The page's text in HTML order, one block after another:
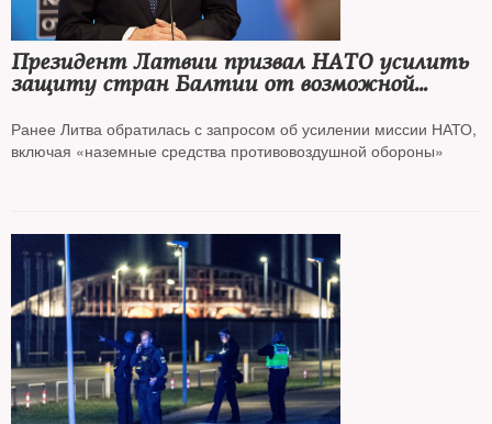
Президент Латвии призвал НАТО усилить
защиту стран Балтии от возможной
Ранее Литва обратилась с запросом об усилении миссии НАТО,
включая «наземные средства противовоздушной обороны»